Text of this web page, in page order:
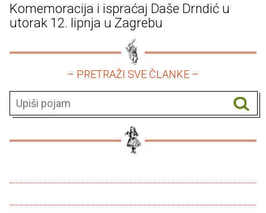
Komemoracija i ispraćaj Daše Drndić u
utorak 12. lipnja u Zagrebu
– PRETRAŽI SVE ČLANKE –